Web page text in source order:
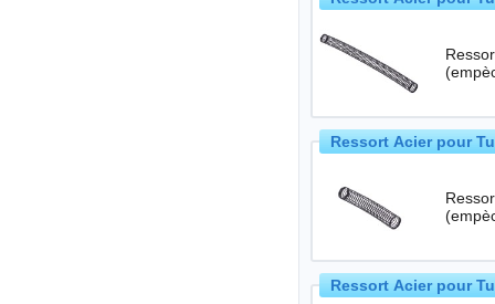
Ressort Acier pour
Ressort Acier pour